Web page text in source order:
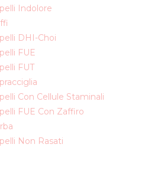
Indolore
DHI-Choi
FUE
FUT
Con Cellule Staminali
FUE Con Zaffiro
Non Rasati